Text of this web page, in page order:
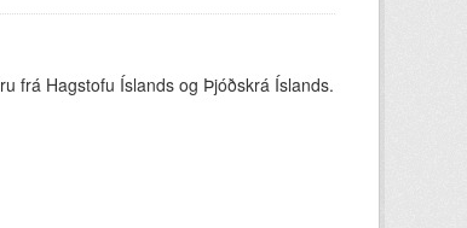
frá Hagstofu Íslands og Þjóðskrá Íslands.